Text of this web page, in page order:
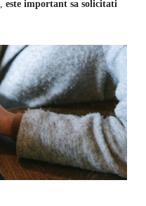
este important sa solicitati